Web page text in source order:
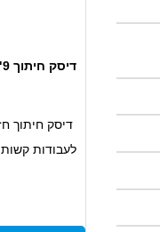
דיסק חיתוך 9" 3*230 מ"מ לפלדה ומתכות
דיסק חיתוך
לעבודות קשות
התנגדות